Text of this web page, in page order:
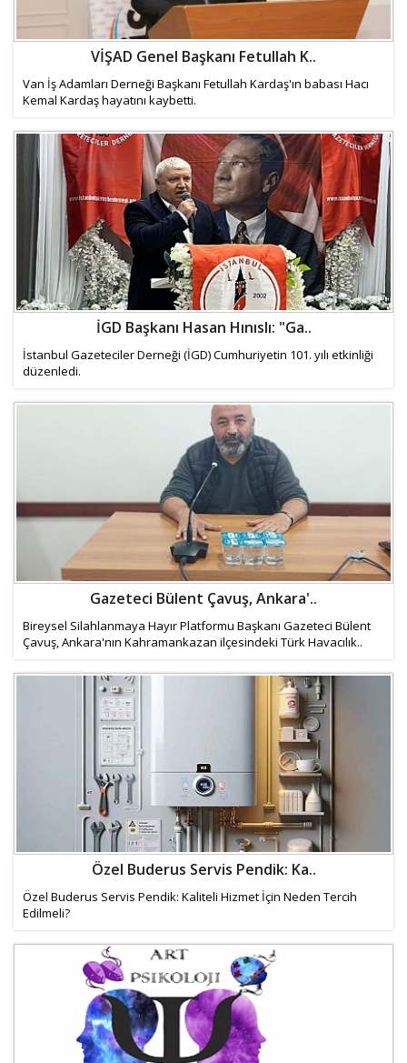
VİŞAD Genel Başkanı Fetullah K..
Van İş Adamları Derneği Başkanı Fetullah Kardaş'ın babası Hacı
Kemal Kardaş hayatını kaybetti.
İGD Başkanı Hasan Hınıslı: "Ga..
İstanbul Gazeteciler Derneği (İGD) Cumhuriyetin 101. yılı etkinliği
düzenledi.
Gazeteci Bülent Çavuş, Ankara'..
Bireysel Silahlanmaya Hayır Platformu Başkanı Gazeteci Bülent
Çavuş, Ankara'nın Kahramankazan ilçesindeki Türk Havacılık..
Özel Buderus Servis Pendik: Ka..
Özel Buderus Servis Pendik: Kaliteli Hizmet İçin Neden Tercih
Edilmeli?